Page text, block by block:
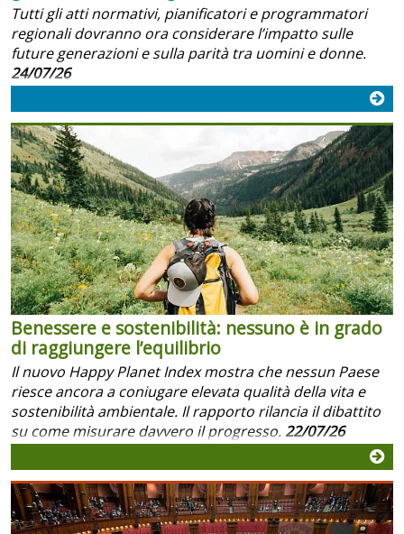
Tutti gli atti normativi, pianificatori e programmatori
regionali dovranno ora considerare l’impatto sulle
future generazioni e sulla parità tra uomini e donne.
24/07/26
Benessere e sostenibilità: nessuno è in grado
di raggiungere l’equilibrio
Il nuovo Happy Planet Index mostra che nessun Paese
riesce ancora a coniugare elevata qualità della vita e
sostenibilità ambientale. Il rapporto rilancia il dibattito
su come misurare davvero il progresso.22/07/26